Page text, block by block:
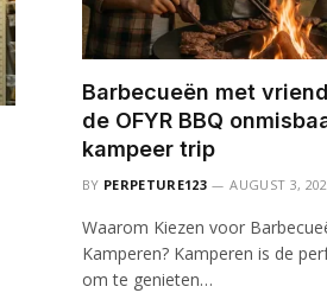
Barbecueën met
de OFYR BBQ
kampeer trip
BY PERPETURE123 AUGUST 3,
Waarom Kiezen voor
Kamperen? Kamperen is de
om te genieten…